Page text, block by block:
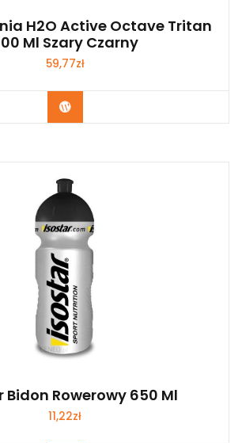
H2O Active Octave Tritan
Ml Szary Czarny
59,77zł
Kup Teraz
Bidon Rowerowy 650 Ml
11,22zł